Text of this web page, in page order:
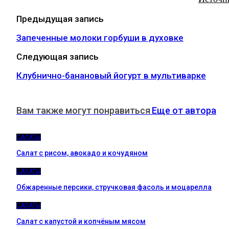
Предыдущая запись
Запеченные молоки горбуши в духовке
Следующая запись
Клубнично-банановый йогурт в мультиварке
Вам также могут понравиться Еще от автора
САЛАТЫ
Салат с рисом, авокадо и кочудяном
САЛАТЫ
Обжаренные персики, стручковая фасоль и моцарелла
САЛАТЫ
Салат с капустой и копчёным мясом